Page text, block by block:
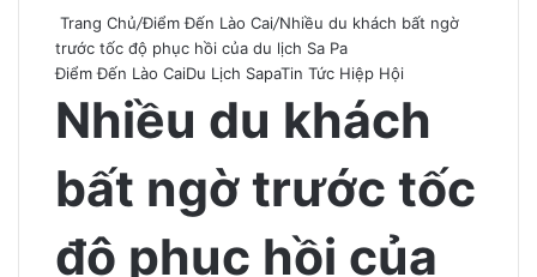
Trang Chủ/Điểm Đến Lào Cai/Nhiều du khách bất ngờ
trước tốc độ phục hồi của du lịch Sa Pa
Điểm Đến Lào CaiDu Lịch SapaTin Tức Hiệp Hội
Nhiều du khách
bất ngờ trước tốc
độ phục hồi của